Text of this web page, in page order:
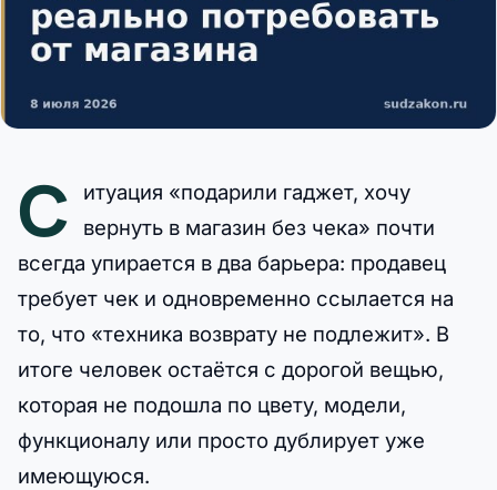
С
итуация «подарили гаджет, хочу
вернуть в магазин без чека» почти
всегда упирается в два барьера: продавец
требует чек и одновременно ссылается на
то, что «техника возврату не подлежит». В
итоге человек остаётся с дорогой вещью,
которая не подошла по цвету, модели,
функционалу или просто дублирует уже
имеющуюся.